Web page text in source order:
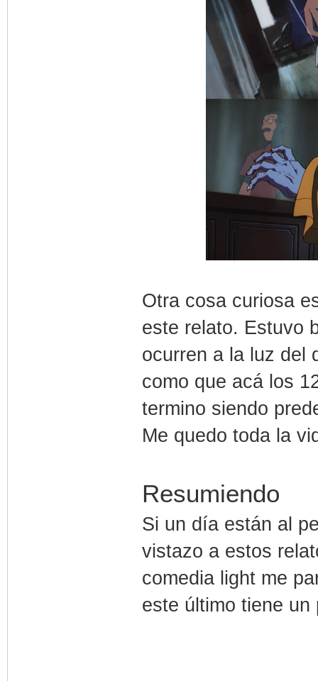
Otra cosa curiosa
este relato. Estuvo
ocurren a la luz del
como que acá los
termino siendo
Me quedo toda la
Resumiendo
Si un día están al
vistazo a estos
comedia light me
este último tiene